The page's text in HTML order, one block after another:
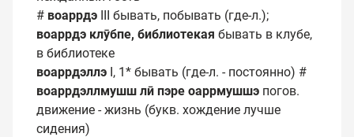
# воаррдэ III бывать, побывать (где-л.);
воаррдэ клӯбпе, библиотекая бывать в клубе,
в библиотеке
воаррдэллэ I, 1* бывать (где-л. - постоянно) #
воаррдэллмушш лӣ пэре оаррмушшэ погов.
движение - жизнь (букв. хождение лучше
сидения)